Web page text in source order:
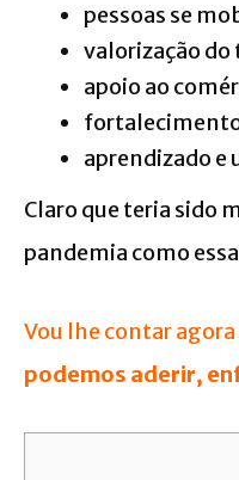
pessoas se
valorização
apoio ao
aprendizado e
Claro que teria sido
pandemia como
Vou lhe contar
podemos aderir,